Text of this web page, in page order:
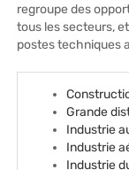
votre
CV
Langue
regroupe des
tous les secteurs,
postes techniques
Grande
Industrie
Industrie
Industrie